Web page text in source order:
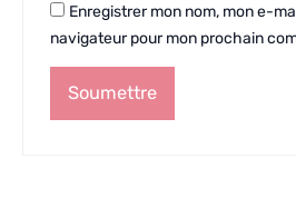
Enregistrer mon nom, mon e-
navigateur pour mon prochain